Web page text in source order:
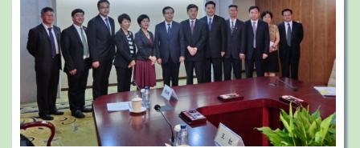
一如既往全力支持特區政府依法施政，尤其
在協助特區政府拓展對外的交流與合作，以
及為澳門居民及時提供領事保護等方面。陳
司長感謝外交部長期以來對特區政府在外交
事務領域給予的大力支持與指導。她表示，
在行政長官崔世安先生的領導下，特區政府